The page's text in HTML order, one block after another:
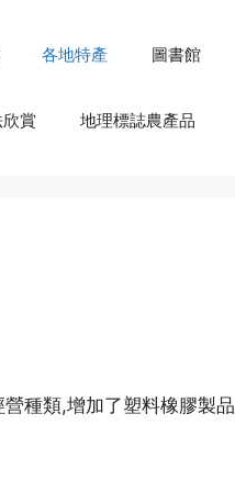
各地特產 圖書館
賞 地理標誌農產品
種類,增加了塑料橡膠製品